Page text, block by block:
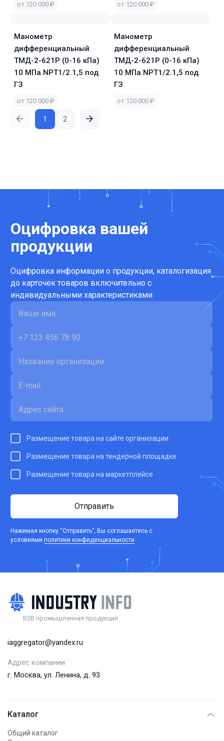
от 120 000 ₽ от 120 000 ₽
Манометр
дифференциальный
ТМД-2-621Р (0-16 кПа)
10 МПа.NPT1/2.1,5 под
ГЗ
от 120 000 ₽
Манометр
дифференциальный
ТМД-2-621Р (0-16 кПа)
10 МПа.NPT1/2.1,5 под
ГЗ
от 120 000 ₽
1 2
Оцифровка вашей
продукции
Оцифровка информации о продукции, каталогизация
до карточек товаров включительно с
индивидуальными характеристиками
Размещение товара на сайте организации
Размещение товара на тендерной площадке
Размещение товара на маркетплейсе
Отправить
Нажимая кнопку “Отправить”, Вы соглашаетесь c
условиями политики конфиденциальности
B2B промышленная продукция
iaggregator@yandex.ru
Адрес компании
г. Москва, ул. Ленина, д. 93
Каталог
Общий каталог